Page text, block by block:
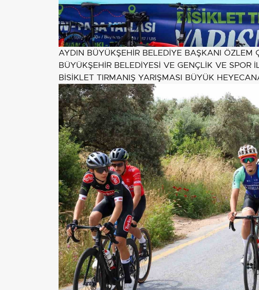
AYDIN BÜYÜKŞEHİR BELEDİYE BAŞKANI ÖZLEM
BÜYÜKŞEHİR BELEDİYESİ VE GENÇLİK VE SPOR
BİSİKLET TIRMANIŞ YARIŞMASI BÜYÜK